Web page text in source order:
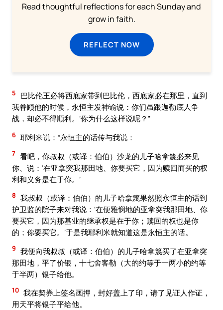
Read thoughtful reflections for each Sunday and
grow in faith.
REFLECT NOW
5
巴比伦王必将西底家带到巴比伦，西底家必在那里，直到
我眷顾他的时候，永恒主发神谕说：你们虽跟迦勒底人争
战，却必不得顺利。’你为什么这样说呢？”
6 耶利米说：“永恒主的话传与我说：
7 看吧，你叔叔（或译：伯伯）沙龙的儿子哈拿篾必来见
你、说：‘在亚拿突我那田地、你要买它，因为赎回而买的权
利和义务是在于你。’
8 我叔叔（或译：伯伯）的儿子哈拿篾果然照永恒主的话到
护卫监的院子来对我说：‘在便雅悯地的亚拿突我那田地、你
要买它，因为那基业的继承权是在于你；赎回的权也是你
的；你要买它。’于是我耶利米就知道这是永恒主的话。
9 我便向我叔叔（或译：伯伯）的儿子哈拿篾买了在亚拿突
那田地，平了价银，十七舍客勒（大的约等于一两小的约等
于半两）银子给他。
10 我在契券上签名画押，封好盖上了印，请了见证人作证，
用天平将银子平给他。